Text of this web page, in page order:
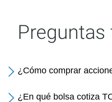
¿Cómo comprar
¿En qué bolsa cotiza